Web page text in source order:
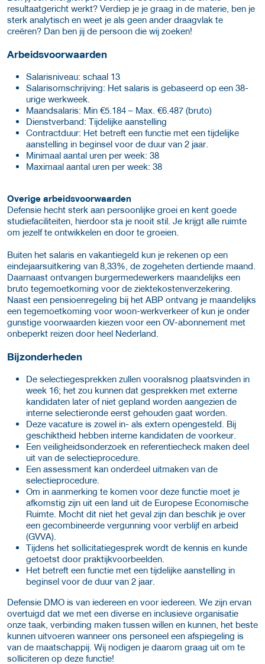
resultaatgericht werkt? Verdiep je je graag in de materie, ben je
sterk analytisch en weet je als geen ander draagvlak te
creëren? Dan ben jij de persoon die wij zoeken!
Arbeids­voorwaarden
Salaris­niveau: schaal 13
Salaris­omschrijving: Het salaris is gebaseerd op een 38-
urige werkweek.
Maand­salaris: Min €5.184 – Max. €6.487 (bruto)
Dienst­verband: Tijdelijke aanstelling
Contract­duur: Het betreft een functie met een tijdelijke
aanstelling in beginsel voor de duur van 2 jaar.
Minimaal aantal uren per week: 38
Maximaal aantal uren per week: 38
Overige arbeids­voorwaarden
Defensie hecht sterk aan persoonlijke groei en kent goede
studiefaciliteiten, hierdoor sta je nooit stil. Je krijgt alle ruimte
om jezelf te ontwikkelen en door te groeien.
Buiten het salaris en vakantiegeld kun je rekenen op een
eindejaarsuitkering van 8,33%, de zogeheten dertiende maand.
Daarnaast ontvangen burgermedewerkers maandelijks een
bruto tegemoetkoming voor de ziektekostenverzekering.
Naast een pensioenregeling bij het ABP ontvang je maandelijks
een tegemoetkoming voor woon-werkverkeer of kun je onder
gunstige voorwaarden kiezen voor een OV-abonnement met
onbeperkt reizen door heel Nederland.
Bijzonderheden
De selectiegesprekken zullen vooralsnog plaatsvinden in
week 16; het zou kunnen dat gesprekken met externe
kandidaten later of niet gepland worden aangezien de
interne selectieronde eerst gehouden gaat worden.
Deze vacature is zowel in- als extern opengesteld. Bij
geschiktheid hebben interne kandidaten de voorkeur.
Een veiligheidsonderzoek en referentiecheck maken deel
uit van de selectieprocedure.
Een assessment kan onderdeel uitmaken van de
selectieprocedure.
Om in aanmerking te komen voor deze functie moet je
afkomstig zijn uit een land uit de Europese Economische
Ruimte. Mocht dit niet het geval zijn dan beschik je over
een gecombineerde vergunning voor verblijf en arbeid
(GVVA).
Tijdens het sollicitatiegesprek wordt de kennis en kunde
getoetst door praktijkvoorbeelden.
Het betreft een functie met een tijdelijke aanstelling in
beginsel voor de duur van 2 jaar.
Defensie DMO is van iedereen en voor iedereen. We zijn ervan
overtuigd dat we met een diverse en inclusieve organisatie
onze taak, verbinding maken tussen willen en kunnen, het beste
kunnen uitvoeren wanneer ons personeel een afspiegeling is
van de maatschappij. Wij nodigen je daarom graag uit om te
solliciteren op deze functie!